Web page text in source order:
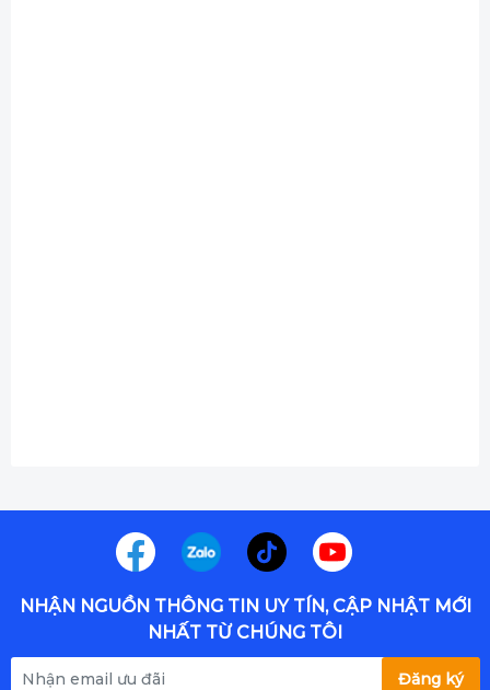
NHẬN NGUỒN THÔNG TIN UY TÍN, CẬP NHẬT MỚI
NHẤT TỪ CHÚNG TÔI
Đăng ký